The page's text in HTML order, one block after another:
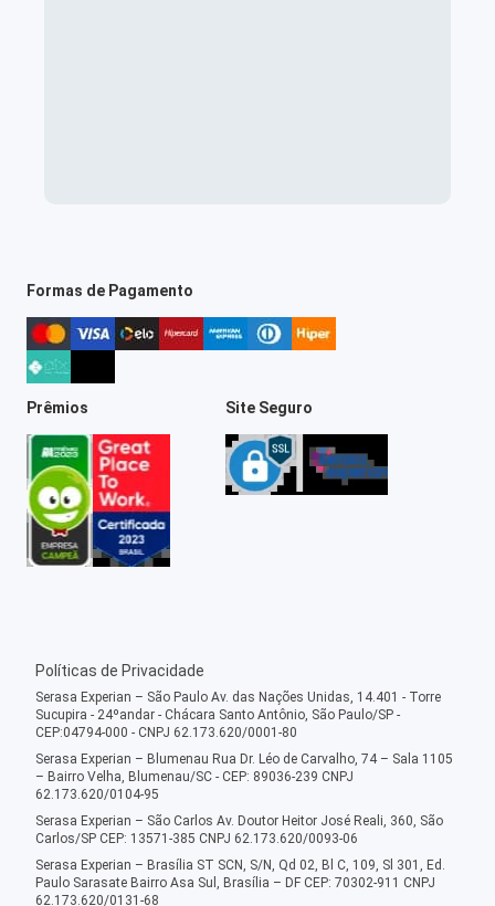
Formas de Pagamento
Prêmios Site Seguro
Políticas de Privacidade
Serasa Experian – São Paulo Av. das Nações Unidas, 14.401 - Torre
Sucupira - 24ºandar - Chácara Santo Antônio, São Paulo/SP -
CEP:04794-000 - CNPJ 62.173.620/0001-80
Serasa Experian – Blumenau Rua Dr. Léo de Carvalho, 74 – Sala 1105
– Bairro Velha, Blumenau/SC - CEP: 89036-239 CNPJ
62.173.620/0104-95
Serasa Experian – São Carlos Av. Doutor Heitor José Reali, 360, São
Carlos/SP CEP: 13571-385 CNPJ 62.173.620/0093-06
Serasa Experian – Brasília ST SCN, S/N, Qd 02, Bl C, 109, Sl 301, Ed.
Paulo Sarasate Bairro Asa Sul, Brasília – DF CEP: 70302-911 CNPJ
62.173.620/0131-68